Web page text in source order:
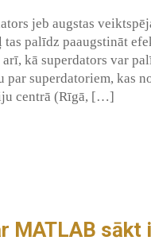
jeb augstas
tas palīdz paaugstināt
kā superdators var
superdatoriem, kas
centrā (Rīgā, […]
MATLAB